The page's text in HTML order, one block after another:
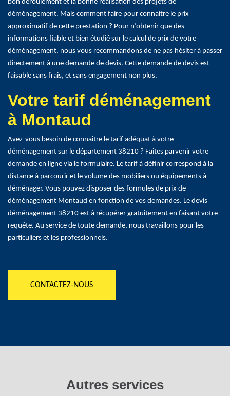
bon déroulement et la bonne réalisation des projets de
déménagement. Mais comment faire pour connaitre le prix
approximatif de cette prestation ? Pour n’obtenir que des
informations fiable et bien étudié sur le calcul de prix de votre
déménagement, nous vous recommandons de ne pas hésiter à passer
directement à une demande de devis. Cette demande de devis est
faisable sans frais, et sans engagement non plus.
Votre tarif déménagement
à Montaud
Avez-vous besoin de connaître le tarif adéquat à votre
déménagement sur le département 38210 ? Faites parvenir votre
demande en ligne via le formulaire. Le tarif à définir correspond à la
distance à parcourir et le volume des mobiliers ou équipements à
déménager. Vous pouvez disposer des formules de prix de
déménagement Montaud en fonction de vos demandes. Le devis
déménagement 38210 est à récupérer gratuitement en faisant votre
requête. Au service de toute demande, nous travaillons pour les
particuliers et les professionnels.
CONTACTEZ-NOUS
Autres services